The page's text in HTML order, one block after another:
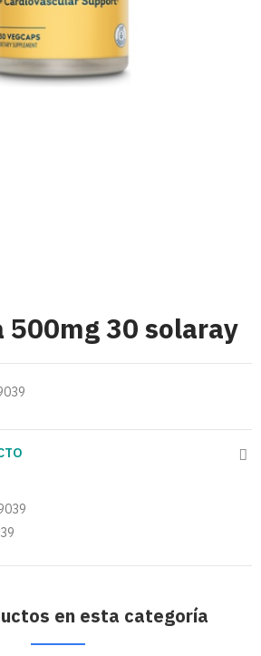
30 solaray
en esta categoría